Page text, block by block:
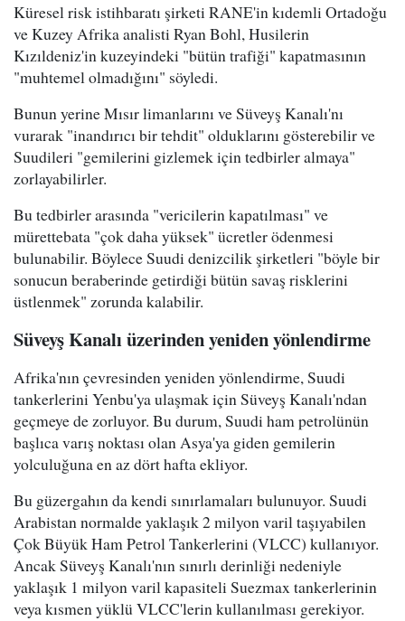
Küresel risk istihbaratı şirketi RANE'in kıdemli Ortadoğu
ve Kuzey Afrika analisti Ryan Bohl, Husilerin
Kızıldeniz'in kuzeyindeki "bütün trafiği" kapatmasının
"muhtemel olmadığını" söyledi.
Bunun yerine Mısır limanlarını ve Süveyş Kanalı'nı
vurarak "inandırıcı bir tehdit" olduklarını gösterebilir ve
Suudileri "gemilerini gizlemek için tedbirler almaya"
zorlayabilirler.
Bu tedbirler arasında "vericilerin kapatılması" ve
mürettebata "çok daha yüksek" ücretler ödenmesi
bulunabilir. Böylece Suudi denizcilik şirketleri "böyle bir
sonucun beraberinde getirdiği bütün savaş risklerini
üstlenmek" zorunda kalabilir.
Süveyş Kanalı üzerinden yeniden yönlendirme
Afrika'nın çevresinden yeniden yönlendirme, Suudi
tankerlerini Yenbu'ya ulaşmak için Süveyş Kanalı'ndan
geçmeye de zorluyor. Bu durum, Suudi ham petrolünün
başlıca varış noktası olan Asya'ya giden gemilerin
yolculuğuna en az dört hafta ekliyor.
Bu güzergahın da kendi sınırlamaları bulunuyor. Suudi
Arabistan normalde yaklaşık 2 milyon varil taşıyabilen
Çok Büyük Ham Petrol Tankerlerini (VLCC) kullanıyor.
Ancak Süveyş Kanalı'nın sınırlı derinliği nedeniyle
yaklaşık 1 milyon varil kapasiteli Suezmax tankerlerinin
veya kısmen yüklü VLCC'lerin kullanılması gerekiyor.